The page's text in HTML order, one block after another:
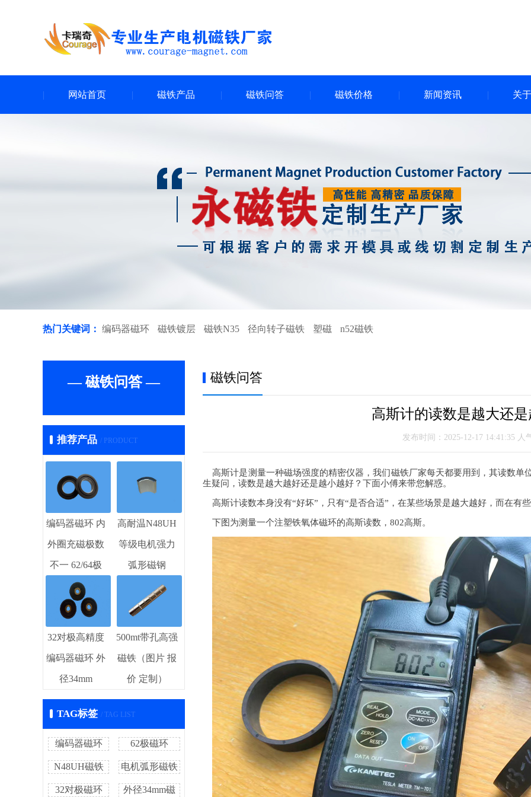
网站首页 磁铁产品 磁铁问答 磁铁价格 新闻资讯 关
热门关键词： 编码器磁环 磁铁镀层 磁铁N35 径向转子磁铁 塑磁 n52磁铁
— 磁铁问答 —
推荐产品 / PRODUCT
编码器磁环 内
外圈充磁极数
不一 62/64极
高耐温N48UH
等级电机强力
弧形磁钢
32对极高精度
编码器磁环 外
径34mm
500mt带孔高强
磁铁（图片 报
价 定制）
TAG标签 / TAG LIST
编码器磁环 62极磁环
N48UH磁铁 电机弧形磁铁
32对极磁环 外径34mm磁
磁铁问答
高斯计的读数是越大还
发布时间：2025-12-17 14:41:35 人
高斯计是测量一种磁场强度的精密仪器，我们磁铁厂家每天都要用到，其读数单
生疑问，读数是越大越好还是越小越好？下面小傅来带您解惑。
高斯计读数本身没有“好坏”，只有“是否合适”，在某些场景是越大越好，而在有
下图为测量一个注塑铁氧体磁环的高斯读数，802高斯。